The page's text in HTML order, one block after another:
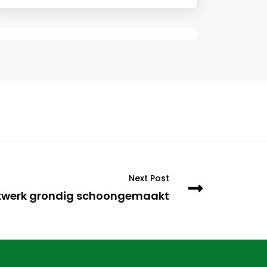
Next Post
grondig schoongemaakt